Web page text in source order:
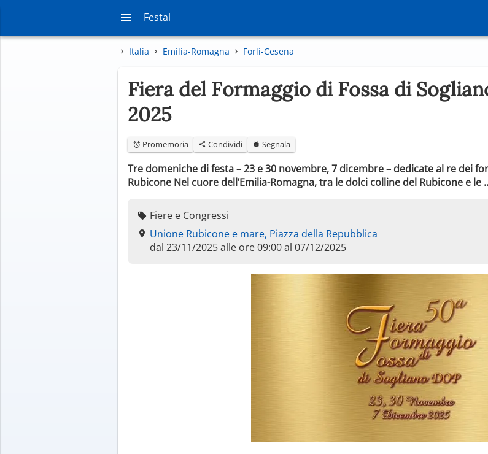
Festal
Italia Emilia-Romagna Forlì-Cesena
Fiera del Formaggio di Fossa di
2025
Promemoria Condividi Segnala
Tre domeniche di festa – 23 e 30 novembre, 7 dicembre – dedicate al re dei
Rubicone Nel cuore dell’Emilia-Romagna, tra le dolci colline del Rubicone e le
Fiere e Congressi
Unione Rubicone e mare, Piazza della Repubblica
dal 23/11/2025 alle ore 09:00 al 07/12/2025